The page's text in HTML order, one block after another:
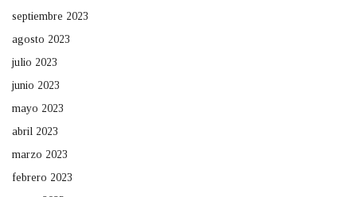
septiembre 2023
agosto 2023
julio 2023
junio 2023
mayo 2023
abril 2023
marzo 2023
febrero 2023